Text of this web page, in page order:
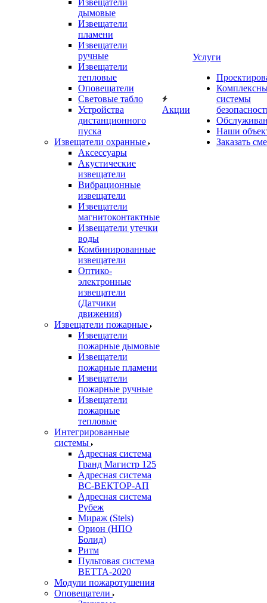
Извещатели
дымовые
Извещатели
пламени
Извещатели
ручные
Извещатели
тепловые
Оповещатели
Световые табло
Устройства
дистанционного
пуска
Извещатели охранные
Аксессуары
Акустические
извещатели
Вибрационные
извещатели
Извещатели
магнитоконтактные
Извещатели утечки
воды
Комбинированные
извещатели
Оптико-
электронные
извещатели
(Датчики
движения)
Извещатели пожарные
Извещатели
пожарные дымовые
Извещатели
пожарные пламени
Извещатели
пожарные ручные
Извещатели
пожарные
тепловые
Интегрированные
системы
Адресная система
Гранд Магистр 125
Адресная система
ВС-ВЕКТОР-АП
Адресная система
Рубеж
Мираж (Stels)
Орион (НПО
Болид)
Ритм
Пультовая система
ВЕТТА-2020
Модули пожаротушения
Оповещатели
Акции
Услуги
системы
Наши
Заказать